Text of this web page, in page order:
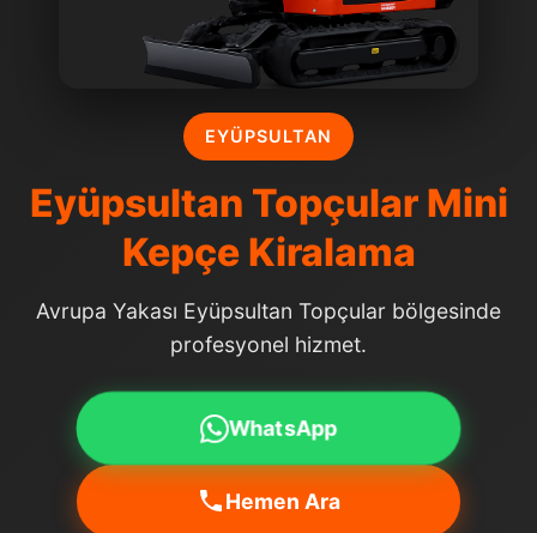
EYÜPSULTAN
Eyüpsultan Topçular Mini
Kepçe Kiralama
Avrupa Yakası Eyüpsultan Topçular bölgesinde
profesyonel hizmet.
WhatsApp
Hemen Ara